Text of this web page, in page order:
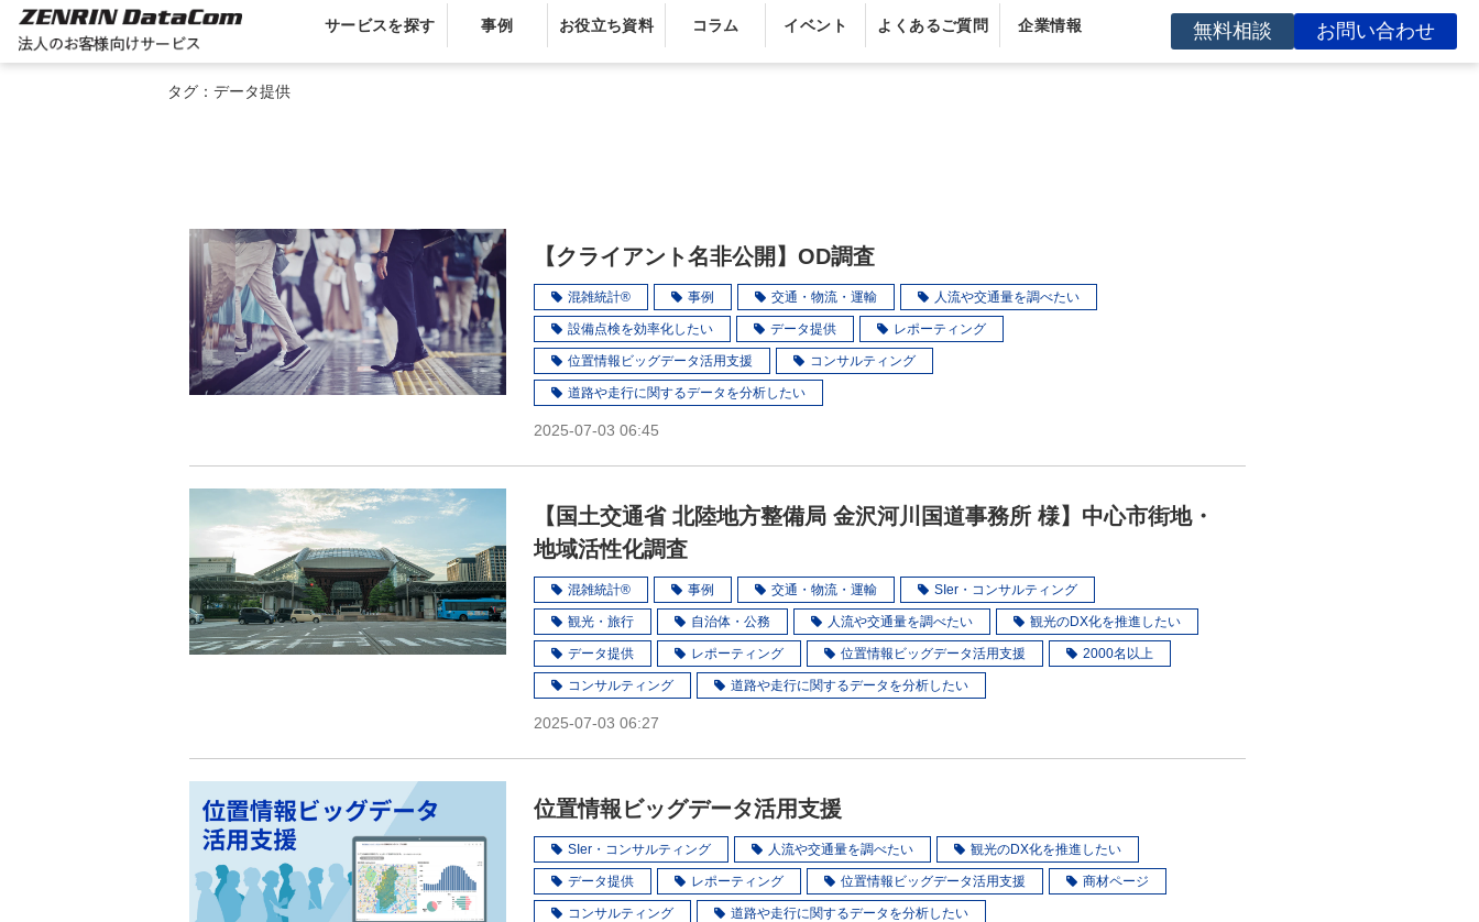
サービスを探す 事例 お役立ち資料 コラム イベント よくあるご質問 企業情報 無料相談 お問い合わせ
タグ：データ提供
【クライアント名非公開】OD調査
混雑統計® 事例 交通・物流・運輸 人流や交通量を調べたい
設備点検を効率化したい データ提供 レポーティング
位置情報ビッグデータ活用支援 コンサルティング
道路や走行に関するデータを分析したい
2025-07-03 06:45
【国土交通省 北陸地方整備局 金沢河川国道事務所 様】中心市街地・
地域活性化調査
混雑統計® 事例 交通・物流・運輸 SIer・コンサルティング
観光・旅行 自治体・公務 人流や交通量を調べたい 観光のDX化を推進したい
データ提供 レポーティング 位置情報ビッグデータ活用支援 2000名以上
コンサルティング 道路や走行に関するデータを分析したい
2025-07-03 06:27
位置情報ビッグデータ活用支援
SIer・コンサルティング 人流や交通量を調べたい 観光のDX化を推進したい
データ提供 レポーティング 位置情報ビッグデータ活用支援 商材ページ
コンサルティング 道路や走行に関するデータを分析したい